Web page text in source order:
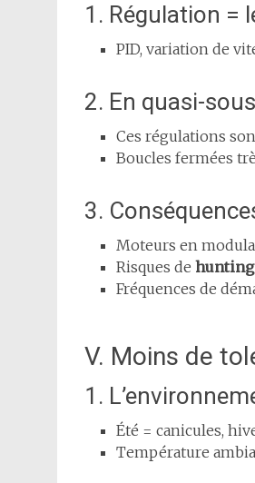
1. Régulation =
PID, variation de
2. En quasi-
Ces régulations
Boucles fermées
3.
Moteurs en
Risques de hunting
Fréquences de
V. Moins de
1.
Été = canicules,
Température